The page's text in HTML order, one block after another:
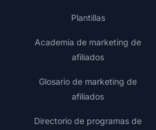
Plantillas
Academia de marketing de
afiliados
Glosario de marketing de
afiliados
Directorio de programas de